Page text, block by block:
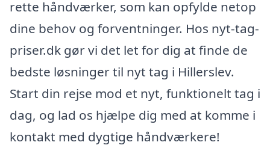
rette håndværker, som kan opfylde netop
dine behov og forventninger. Hos nyt-tag-
priser.dk gør vi det let for dig at finde de
bedste løsninger til nyt tag i Hillerslev.
Start din rejse mod et nyt, funktionelt tag i
dag, og lad os hjælpe dig med at komme i
kontakt med dygtige håndværkere!